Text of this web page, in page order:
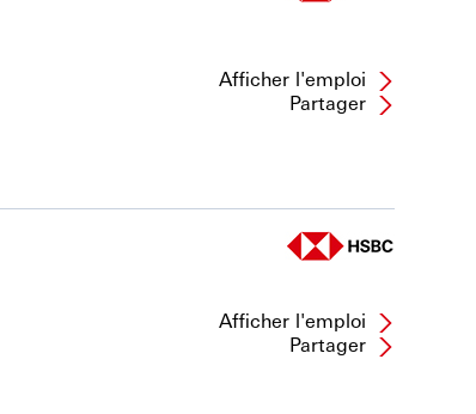
Afficher l'emploi
Partager
Afficher l'emploi
Partager